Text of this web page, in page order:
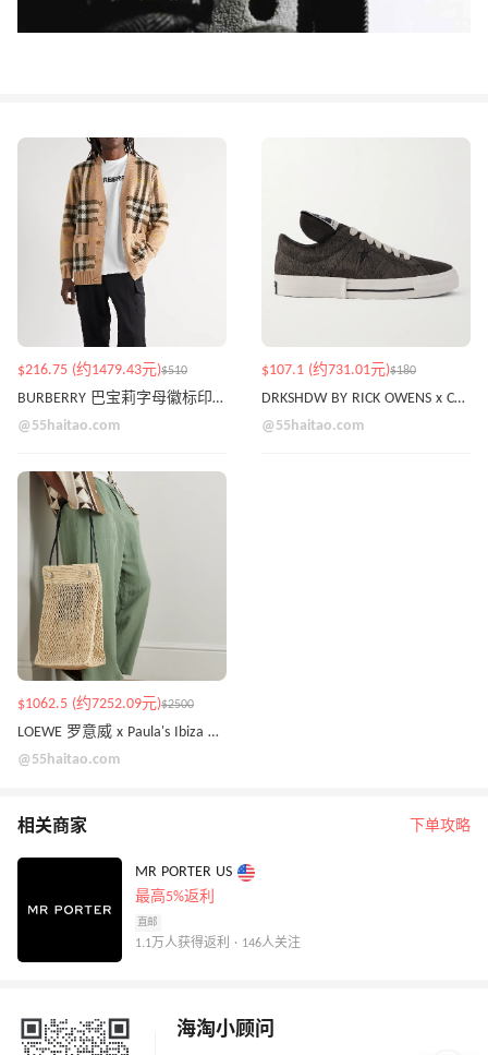
$216.75 (约1479.43元)$510
BURBERRY 巴宝莉字母徽标印花T恤
@55haitao.com
$107.1 (约731.01元)$180
DRKSHDW BY RICK OWENS x Converse One Star 黑色绒面运动鞋
@55haitao.com
$1062.5 (约7252.09元)$2500
LOEWE 罗意威 x Paula's Ibiza 编织托特包
@55haitao.com
相关商家 下单攻略
MR PORTER US
最高5%返利
直邮
1.1万人获得返利 · 146人关注
海淘小顾问